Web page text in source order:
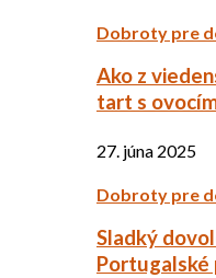
Dobroty pre
Ako z
tart s
27. júna 2025
Dobroty pre
Sladký
Portugalské